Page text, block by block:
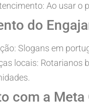
Ao usar o
do
Slogans em
locais: Rotarianos
com a Meta